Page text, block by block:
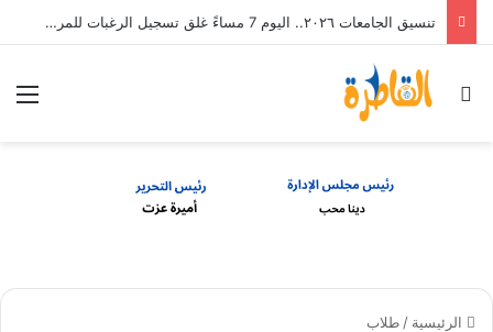
تنسيق الجامعات ٢٠٢٦.. اليوم 7 مساءً غلق تسجيل الرغبات للمرحلة الأولى
بحث عن
الرئيسية / طلاب